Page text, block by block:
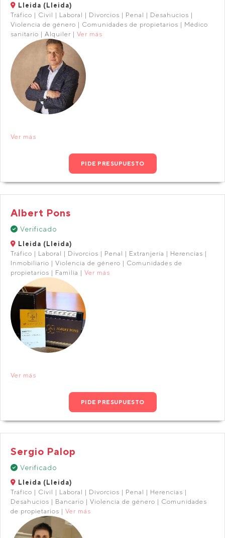
Lleida (Lleida)
Tráfico | Civil | Laboral | Divorcios | Penal | Desahucios |
Violencia de género | Comunidades de propietarios | Médico
sanitario | Alquiler | Ver más
Ver más
PIDE PRESUPUESTO
Albert Pons
Verificado
Lleida (Lleida)
Tráfico | Laboral | Divorcios | Penal | Extranjería | Herencias |
Inmobiliario | Violencia de género | Comunidades de
propietarios | Familia | Ver más
Ver más
PIDE PRESUPUESTO
Sergio Palop
Verificado
Lleida (Lleida)
Tráfico | Civil | Laboral | Divorcios | Penal | Herencias |
Desahucios | Bancario | Violencia de género | Comunidades
de propietarios | Ver más